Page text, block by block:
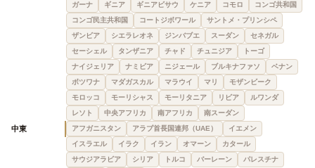
ガーナ
ギニア ギニアビサウ ケニア コモロ
コンゴ共和国
コンゴ民主共和国
コートジボワール
サントメ・プリンシペ
ザンビア
シエラレオネ ジンバブエ スーダン
セネガル
セーシェル
タンザニア チャド チュニジア
トーゴ
ナイジェリア
ナミビア ニジェール ブルキナファソ
ベナン
ボツワナ
マダガスカル マラウイ マリ
モザンビーク
モロッコ
モーリシャス モーリタニア リビア
ルワンダ
レソト
中央アフリカ 南アフリカ 南スーダン
中東 アフガニスタン アラブ首長国連邦（UAE）
イエメン
イスラエル
イラク イラン オマーン
カタール
サウジアラビア
シリア トルコ バーレーン パレスチナ